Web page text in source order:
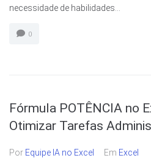
necessidade de habilidades...
0
Fórmula POTÊNCIA no
Otimizar Tarefas
Por Equipe IA no Excel Em Excel